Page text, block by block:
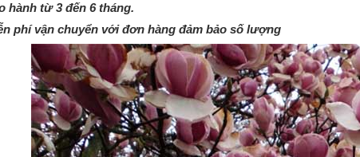
hành từ 3 đến 6 tháng.
phí vận chuyển với đơn hàng đảm bảo số lượng